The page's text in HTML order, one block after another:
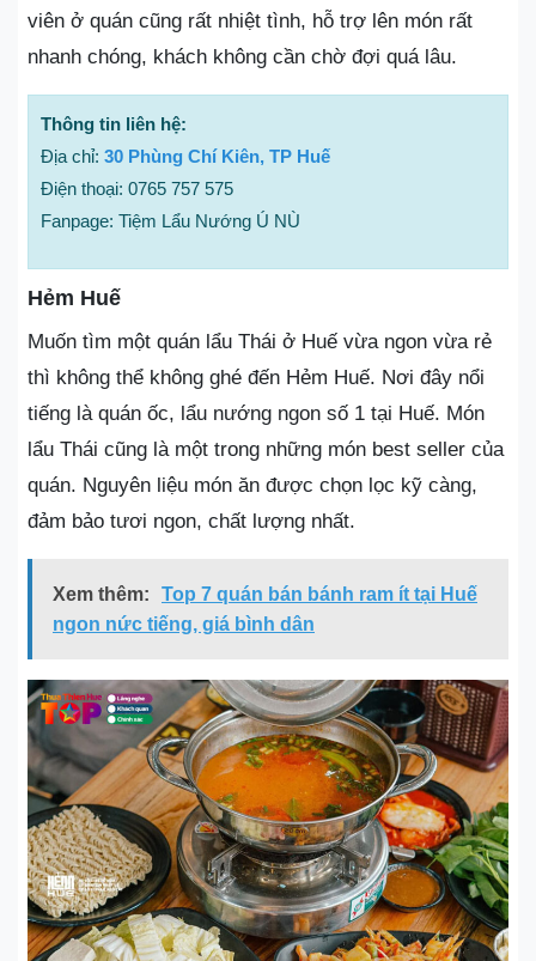
viên ở quán cũng rất nhiệt tình, hỗ trợ lên món rất
nhanh chóng, khách không cần chờ đợi quá lâu.
Thông tin liên hệ:
Địa chỉ: 30 Phùng Chí Kiên, TP Huế
Điện thoại: 0765 757 575
Fanpage: Tiệm Lẩu Nướng Ú NÙ
Hẻm Huế
Muốn tìm một quán lẩu Thái ở Huế vừa ngon vừa rẻ
thì không thể không ghé đến Hẻm Huế. Nơi đây nổi
tiếng là quán ốc, lẩu nướng ngon số 1 tại Huế. Món
lẩu Thái cũng là một trong những món best seller của
quán. Nguyên liệu món ăn được chọn lọc kỹ càng,
đảm bảo tươi ngon, chất lượng nhất.
Xem thêm:
Top 7 quán bán bánh ram ít tại Huế
ngon nức tiếng, giá bình dân